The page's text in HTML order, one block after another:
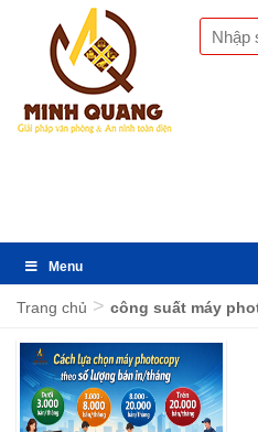
Menu
Trang chủ > công suất máy